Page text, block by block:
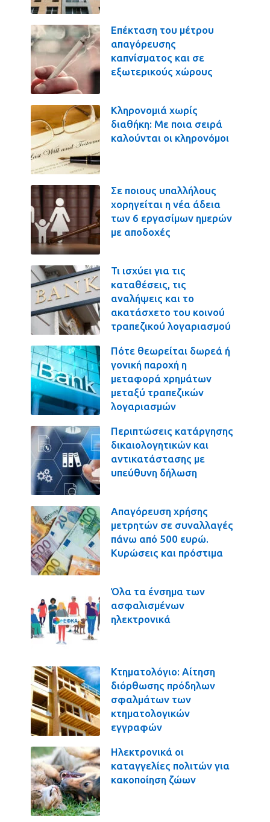
Επέκταση του μέτρου
απαγόρευσης
καπνίσματος και σε
εξωτερικούς χώρους
Κληρονομιά χωρίς
διαθήκη: Με ποια σειρά
καλούνται οι κληρονόμοι
Σε ποιους υπαλλήλους
χορηγείται η νέα άδεια
των 6 εργασίμων ημερών
με αποδοχές
Τι ισχύει για τις
καταθέσεις, τις
αναλήψεις και το
ακατάσχετο του κοινού
τραπεζικού λογαριασμού
Πότε θεωρείται δωρεά ή
γονική παροχή η
μεταφορά χρημάτων
μεταξύ τραπεζικών
λογαριασμών
Περιπτώσεις κατάργησης
δικαιολογητικών και
αντικατάστασης με
υπεύθυνη δήλωση
Απαγόρευση χρήσης
μετρητών σε συναλλαγές
πάνω από 500 ευρώ.
Κυρώσεις και πρόστιμα
Όλα τα ένσημα των
ασφαλισμένων
ηλεκτρονικά
Κτηματολόγιο: Αίτηση
διόρθωσης πρόδηλων
σφαλμάτων των
κτηματολογικών
εγγραφών
Ηλεκτρονικά οι
καταγγελίες πολιτών για
κακοποίηση ζώων